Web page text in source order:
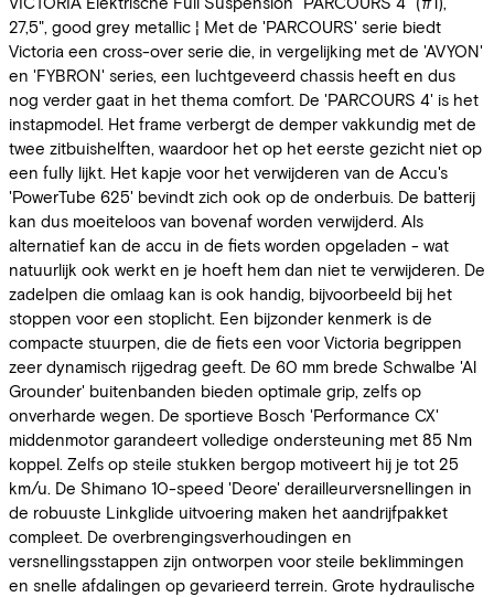
27,5", good grey metallic ¦ Met de 'PARCOURS' serie biedt
Victoria een cross-over serie die, in vergelijking met de 'AVYON'
en 'FYBRON' series, een luchtgeveerd chassis heeft en dus
nog verder gaat in het thema comfort. De 'PARCOURS 4' is het
instapmodel. Het frame verbergt de demper vakkundig met de
twee zitbuishelften, waardoor het op het eerste gezicht niet op
een fully lijkt. Het kapje voor het verwijderen van de Accu's
'PowerTube 625' bevindt zich ook op de onderbuis. De batterij
kan dus moeiteloos van bovenaf worden verwijderd. Als
alternatief kan de accu in de fiets worden opgeladen - wat
natuurlijk ook werkt en je hoeft hem dan niet te verwijderen. De
zadelpen die omlaag kan is ook handig, bijvoorbeeld bij het
stoppen voor een stoplicht. Een bijzonder kenmerk is de
compacte stuurpen, die de fiets een voor Victoria begrippen
zeer dynamisch rijgedrag geeft. De 60 mm brede Schwalbe 'Al
Grounder' buitenbanden bieden optimale grip, zelfs op
onverharde wegen. De sportieve Bosch 'Performance CX'
middenmotor garandeert volledige ondersteuning met 85 Nm
koppel. Zelfs op steile stukken bergop motiveert hij je tot 25
km/u. De Shimano 10-speed 'Deore' derailleurversnellingen in
de robuuste Linkglide uitvoering maken het aandrijfpakket
compleet. De overbrengingsverhoudingen en
versnellingsstappen zijn ontworpen voor steile beklimmingen
en snelle afdalingen op gevarieerd terrein. Grote hydraulische